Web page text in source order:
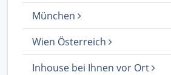
München
Wien Österreich
Inhouse bei Ihnen vor Ort